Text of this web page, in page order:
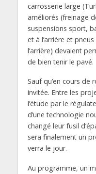
carrosserie large
améliorés (freinage
suspensions sport,
et à l’arrière et
l’arrière) devaient
de bien tenir le pavé.
Sauf qu’en cours de
invitée. Entre les
l’étude par le
d’une technologie
changé leur fusil
sera finalement un
verra le jour.
Au programme, un